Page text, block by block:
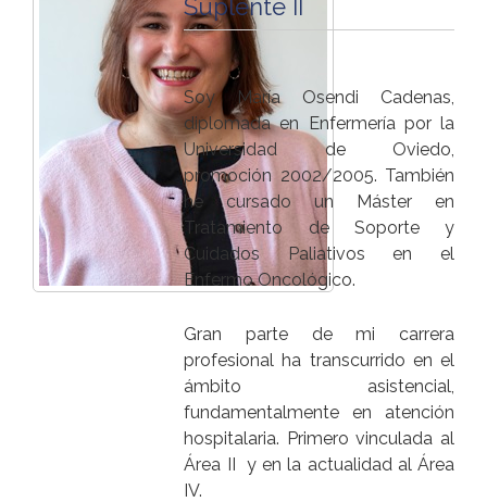
Suplente II
Soy María Osendi Cadenas,
diplomada en Enfermería por la
Universidad de Oviedo,
promoción 2002/2005. También
he cursado un Máster en
Tratamiento de Soporte y
Cuidados Paliativos en el
Enfermo Oncológico.
Gran parte de mi carrera
profesional ha transcurrido en el
ámbito asistencial,
fundamentalmente en atención
hospitalaria. Primero vinculada al
Área II y en la actualidad al Área
IV.